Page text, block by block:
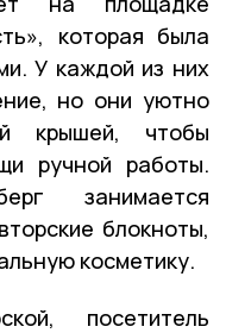
которая была
У каждой из них
но они уютно
крышей, чтобы
ручной работы.
занимается
блокноты,
косметику.
посетитель